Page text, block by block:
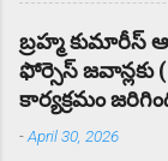
బ్రహ్మ కుమారీస్
ఫోర్సెస్ జవాన్లకు
కార్యక్రమం
-April 30, 2026